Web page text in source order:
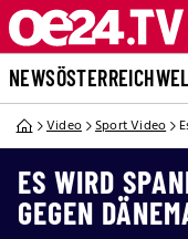
NEWSÖSTERREICH
Video Sport Video
ES WIRD
GEGEN